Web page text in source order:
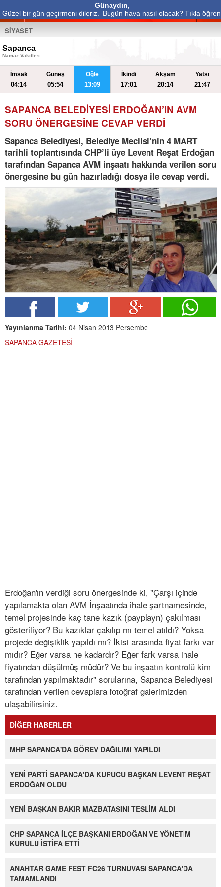
Günaydın,
Güzel bir gün geçirmeni dileriz.
Bugün hava nasıl olacak? Tıkla öğren
SİYASET
Sapanca
Namaz Vakitleri
İmsak
04:14
Güneş
05:54
Öğle
13:09
İkindi
17:01
Akşam
20:14
Yatsı
21:47
SAPANCA BELEDİYESİ ERDOĞAN’IN AVM
SORU ÖNERGESİNE CEVAP VERDİ
Sapanca Belediyesi, Belediye Meclisi’nin 4 MART
tarihli toplantısında CHP’li üye Levent Reşat Erdoğan
tarafından Sapanca AVM inşaatı hakkında verilen soru
önergesine bu gün hazırladığı dosya ile cevap verdi.
Yayınlanma Tarihi: 04 Nisan 2013 Persembe
SAPANCA GAZETESİ
Erdoğan'ın verdiği soru önergesinde ki, "Çarşı içinde
yapılamakta olan AVM İnşaatında ihale şartnamesinde,
temel projesinde kaç tane kazık (payplayn) çakılması
gösteriliyor? Bu kazıklar çakılıp mı temel atıldı? Yoksa
projede değişiklik yapıldı mı? İkisi arasında fiyat farkı var
mıdır? Eğer varsa ne kadardır? Eğer fark varsa ihale
fiyatından düşülmüş müdür? Ve bu inşaatın kontrolü kim
tarafından yapılmaktadır" sorularına, Sapanca Belediyesi
tarafından verilen cevaplara fotoğraf galerimizden
ulaşabilirsiniz.
DİĞER HABERLER
MHP SAPANCA'DA GÖREV DAĞILIMI YAPILDI
YENİ PARTİ SAPANCA'DA KURUCU BAŞKAN LEVENT REŞAT
ERDOĞAN OLDU
YENİ BAŞKAN BAKIR MAZBATASINI TESLİM ALDI
CHP SAPANCA İLÇE BAŞKANI ERDOĞAN VE YÖNETİM
KURULU İSTİFA ETTİ
ANAHTAR GAME FEST FC26 TURNUVASI SAPANCA'DA
TAMAMLANDI